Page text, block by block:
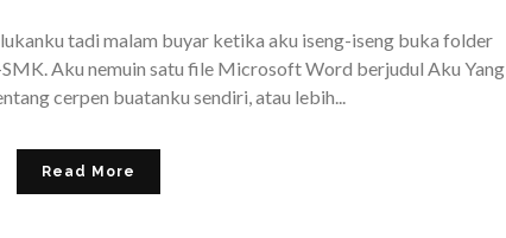
tadi malam buyar ketika aku iseng-iseng buka folder
Aku nemuin satu file Microsoft Word berjudul Aku Yang
cerpen buatanku sendiri, atau lebih...
Read More